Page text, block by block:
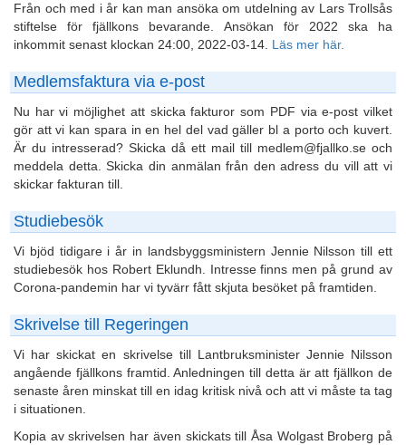
Från och med i år kan man ansöka om utdelning av Lars Trollsås
stiftelse för fjällkons bevarande. Ansökan för 2022 ska ha
inkommit senast klockan 24:00, 2022-03-14. Läs mer här.
Medlemsfaktura via e-post
Nu har vi möjlighet att skicka fakturor som PDF via e-post vilket
gör att vi kan spara in en hel del vad gäller bl a porto och kuvert.
Är du intresserad? Skicka då ett mail till medlem@fjallko.se och
meddela detta. Skicka din anmälan från den adress du vill att vi
skickar fakturan till.
Studiebesök
Vi bjöd tidigare i år in landsbyggsministern Jennie Nilsson till ett
studiebesök hos Robert Eklundh. Intresse finns men på grund av
Corona-pandemin har vi tyvärr fått skjuta besöket på framtiden.
Skrivelse till Regeringen
Vi har skickat en skrivelse till Lantbruksminister Jennie Nilsson
angående fjällkons framtid. Anledningen till detta är att fjällkon de
senaste åren minskat till en idag kritisk nivå och att vi måste ta tag
i situationen.
Kopia av skrivelsen har även skickats till Åsa Wolgast Broberg på